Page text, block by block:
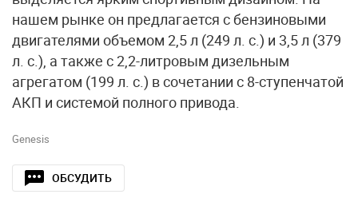
нашем рынке он предлагается с бензиновыми
двигателями объемом 2,5 л (249 л. с.) и 3,5 л (379
л. с.), а также с 2,2-литровым дизельным
агрегатом (199 л. с.) в сочетании с 8-ступенчатой
АКП и системой полного привода.
Genesis
ОБСУДИТЬ